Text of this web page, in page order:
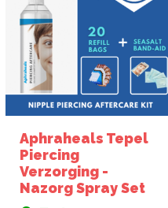
Aphraheals Tepel
Piercing
Verzorging -
Nazorg Spray Set